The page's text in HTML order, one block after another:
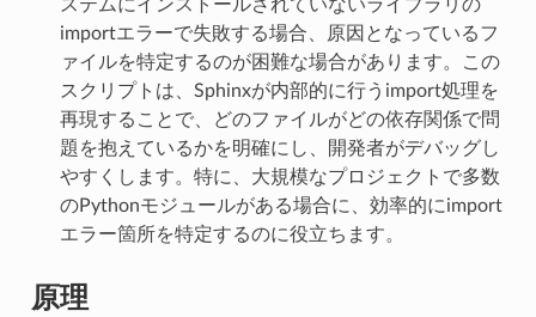
ステムにインストールされていないライブラリの
importエラーで失敗する場合、原因となっているフ
ァイルを特定するのが困難な場合があります。この
スクリプトは、Sphinxが内部的に行うimport処理を
再現することで、どのファイルがどの依存関係で問
題を抱えているかを明確にし、開発者がデバッグし
やすくします。特に、大規模なプロジェクトで多数
のPythonモジュールがある場合に、効率的にimport
エラー箇所を特定するのに役立ちます。
原理